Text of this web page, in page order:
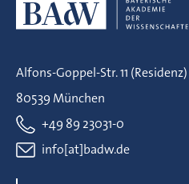
Alfons-Goppel-Str. 11 (Residenz)
80539 München
+49 89 23031-0
info[at]badw.de